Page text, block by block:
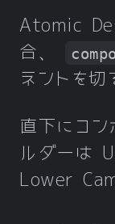
Atomic
合、
ネントを切
直下にコン
ルダーは
Lower